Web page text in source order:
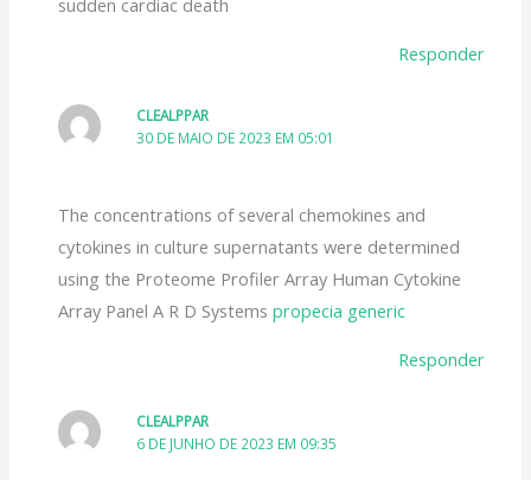
Responder
CLEALPPAR
30 DE MAIO DE 2023 EM 05:01
The concentrations of several chemokines and
cytokines in culture supernatants were determined
using the Proteome Profiler Array Human Cytokine
Array Panel A R D Systems propecia generic
Responder
CLEALPPAR
6 DE JUNHO DE 2023 EM 09:35